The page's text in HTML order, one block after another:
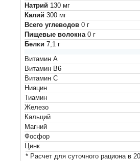
Натрий 130 мг
Калий300 мг
Всего углеводов0 г
Пищевые волокна0 г
Белки7,1 г
Витамин A
Витамин B6
Витамин C
Ниацин
Тиамин
Железо
Кальций
Магний
Фосфор
Цинк
* Расчет для суточного рациона в